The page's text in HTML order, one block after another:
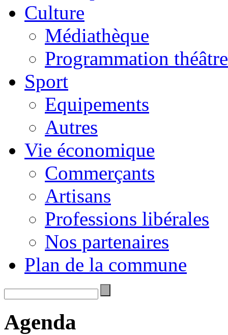
Culture
Médiathèque
Programmation théâtre
Sport
Equipements
Autres
Vie économique
Commerçants
Artisans
Professions libérales
Nos partenaires
Plan de la commune
Agenda